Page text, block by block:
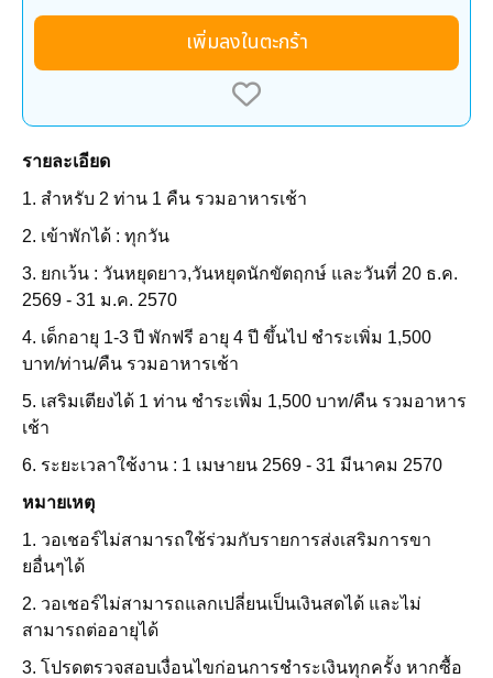
เพิ่มลงในตะกร้า
รายละเอียด
1. สำหรับ 2 ท่าน 1 คืน รวมอาหารเช้า
2. เข้าพักได้ : ทุกวัน
3. ยกเว้น : วันหยุดยาว,วันหยุดนักขัตฤกษ์ และวันที่ 20 ธ.ค.
2569 - 31 ม.ค. 2570
4. เด็กอายุ 1-3 ปี พักฟรี อายุ 4 ปี ขึ้นไป ชำระเพิ่ม 1,500
บาท/ท่าน/คืน รวมอาหารเช้า
5. เสริมเตียงได้ 1 ท่าน ชำระเพิ่ม 1,500 บาท/คืน รวมอาหาร
เช้า
6. ระยะเวลาใช้งาน : 1 เมษายน 2569 - 31 มีนาคม 2570
หมายเหตุ
1. วอเชอร์ไม่สามารถใช้ร่วมกับรายการส่งเสริมการขา
ยอื่นๆได้
2. วอเชอร์ไม่สามารถแลกเปลี่ยนเป็นเงินสดได้ และไม่
สามารถต่ออายุได้
3. โปรดตรวจสอบเงื่อนไขก่อนการชำระเงินทุกครั้ง หากซื้อ